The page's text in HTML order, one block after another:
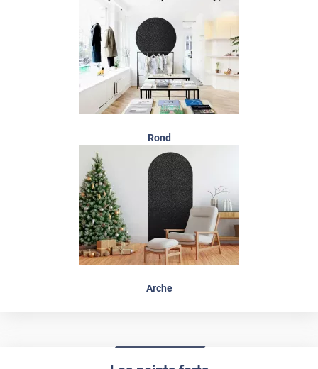
Rond
Arche